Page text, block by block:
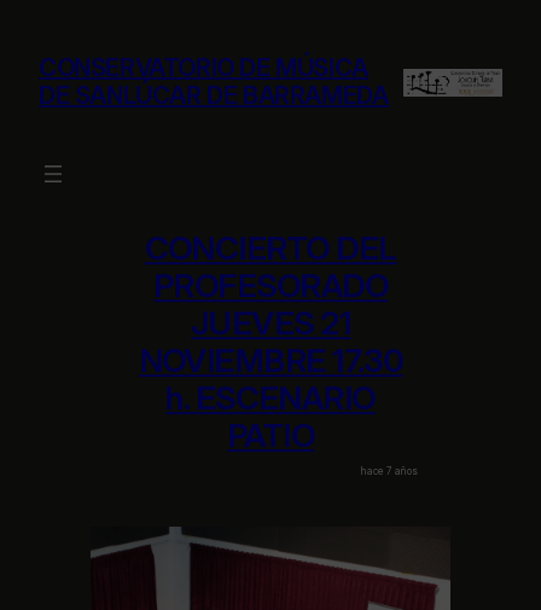
contenido
CONSERVATORIO DE MÚSICA
DE SANLÚCAR DE BARRAMEDA
CONCIERTO DEL
PROFESORADO
JUEVES 21
NOVIEMBRE 17.30
h. ESCENARIO
PATIO
hace 7 años